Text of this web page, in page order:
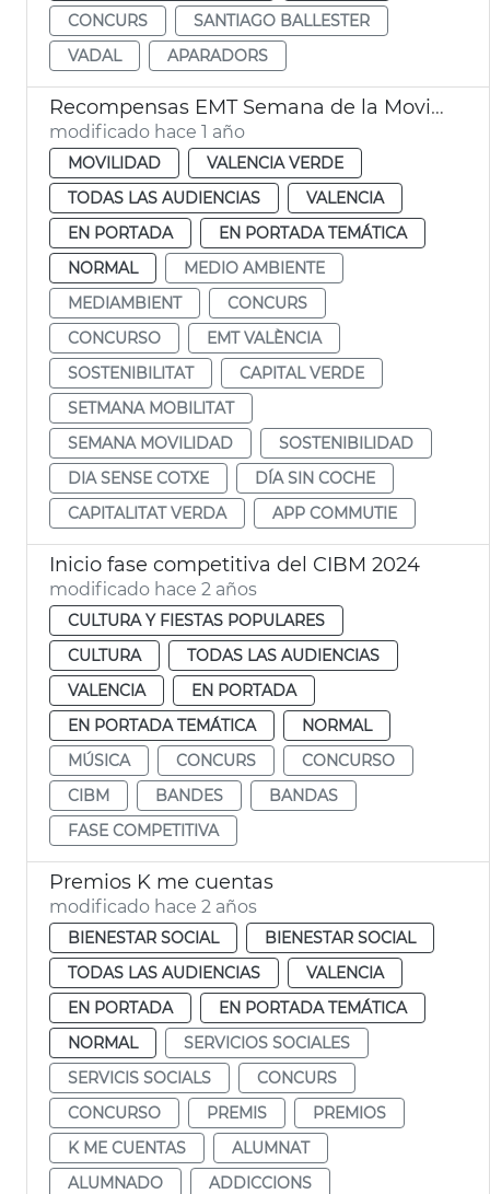
CONCURS
SANTIAGO BALLESTER
VADAL
APARADORS
Recompensas EMT Semana de la Movilidad
modificado hace 1 año
MOVILIDAD
VALENCIA VERDE
TODAS LAS AUDIENCIAS
VALENCIA
EN PORTADA
EN PORTADA TEMÁTICA
NORMAL
MEDIO AMBIENTE
MEDIAMBIENT
CONCURS
CONCURSO
EMT VALÈNCIA
SOSTENIBILITAT
CAPITAL VERDE
SETMANA MOBILITAT
SEMANA MOVILIDAD
SOSTENIBILIDAD
DIA SENSE COTXE
DÍA SIN COCHE
CAPITALITAT VERDA
APP COMMUTIE
Inicio fase competitiva del CIBM 2024
modificado hace 2 años
CULTURA Y FIESTAS POPULARES
CULTURA
TODAS LAS AUDIENCIAS
VALENCIA
EN PORTADA
EN PORTADA TEMÁTICA
NORMAL
MÚSICA
CONCURS
CONCURSO
CIBM
BANDES
BANDAS
FASE COMPETITIVA
Premios K me cuentas
modificado hace 2 años
BIENESTAR SOCIAL
BIENESTAR SOCIAL
TODAS LAS AUDIENCIAS
VALENCIA
EN PORTADA
EN PORTADA TEMÁTICA
NORMAL
SERVICIOS SOCIALES
SERVICIS SOCIALS
CONCURS
CONCURSO
PREMIS
PREMIOS
K ME CUENTAS
ALUMNAT
ALUMNADO
ADDICCIONS